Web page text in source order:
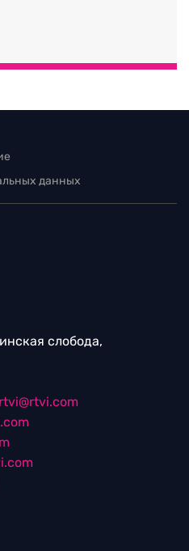
данных
слобода,